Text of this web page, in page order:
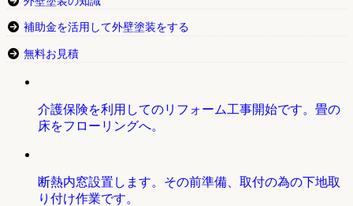
補助金を活用して外壁塗装をする
無料お見積
介護保険を利用してのリフォーム工事開始です。畳の
床をフローリングへ。
断熱内窓設置します。その前準備、取付の為の下地取
り付け作業です。